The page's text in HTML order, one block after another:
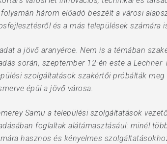
or ESC to close
három előadó beszélt a városi
és a más települések számára
a jövő aranyérce. Nem is a témában
során, szeptember 12-én este a
szolgáltatások szakértői próbálták
épül a jövő városa.
Samu a települési szolgáltatások
foglaltak alátámasztásául: minél
hasznos és kényelmes